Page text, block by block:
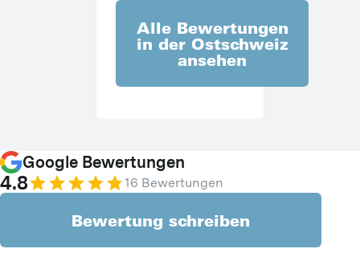
Alle Bewertungen
in der Ostschweiz
ansehen
Google Bewertungen
4.8 16 Bewertungen
Bewertung schreiben